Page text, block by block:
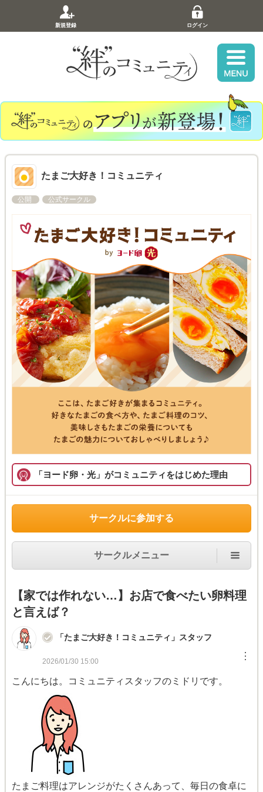
新規登録 ログイン
たまご大好き！コミュニティ
公開 公式サークル
「ヨード卵・光」がコミュニティをはじめた理由
サークルに参加する
サークルメニュー
【家では作れない…】お店で食べたい卵料理
と言えば？
「たまご大好き！コミュニティ」スタッフ
2026/01/30 15:00 ︙
こんにちは。コミュニティスタッフのミドリです。
たまご料理はアレンジがたくさんあって、毎日の食卓に